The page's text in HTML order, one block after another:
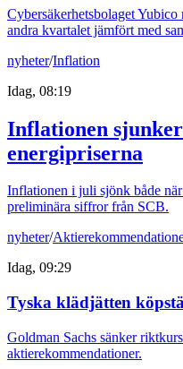
Cybersäkerhetsbolaget
andra kvartalet jämfört med
nyheter/Inflation
Idag, 08:19
Inflationen
energipriserna
Inflationen i juli sjönk både
preliminära siffror från SCB.
nyheter/
Idag, 09:29
Tyska klädjätten
Goldman Sachs sänker
aktierekommendationer.